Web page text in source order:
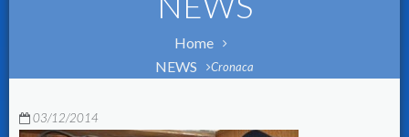
Home
NEWS
Cronaca